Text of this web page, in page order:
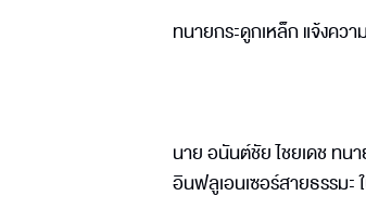
ทนายกระดูกเหล็ก แจ้งคว
นาย อนันต์ชัย ไชยเดช ทน
อินฟลูเอนเซอร์สายธรรม